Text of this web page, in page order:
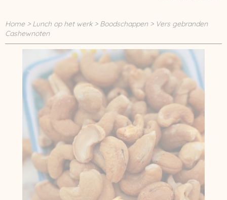
Home> Lunch op het werk> Boodschappen> Vers gebranden
Cashewnoten